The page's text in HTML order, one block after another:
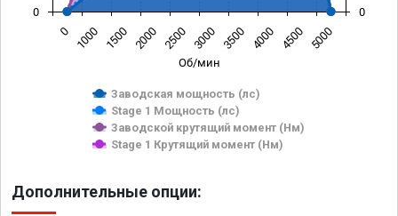
Об/мин
Заводская мощность (лс)
Stage 1 Мощность (лс)
Заводской крутящий момент (Нм)
Stage 1 Крутящий момент (Нм)
0 1000 1500 2000 2500 3000 3500 4000 4500 5000
0 0
Дополнительные опции: